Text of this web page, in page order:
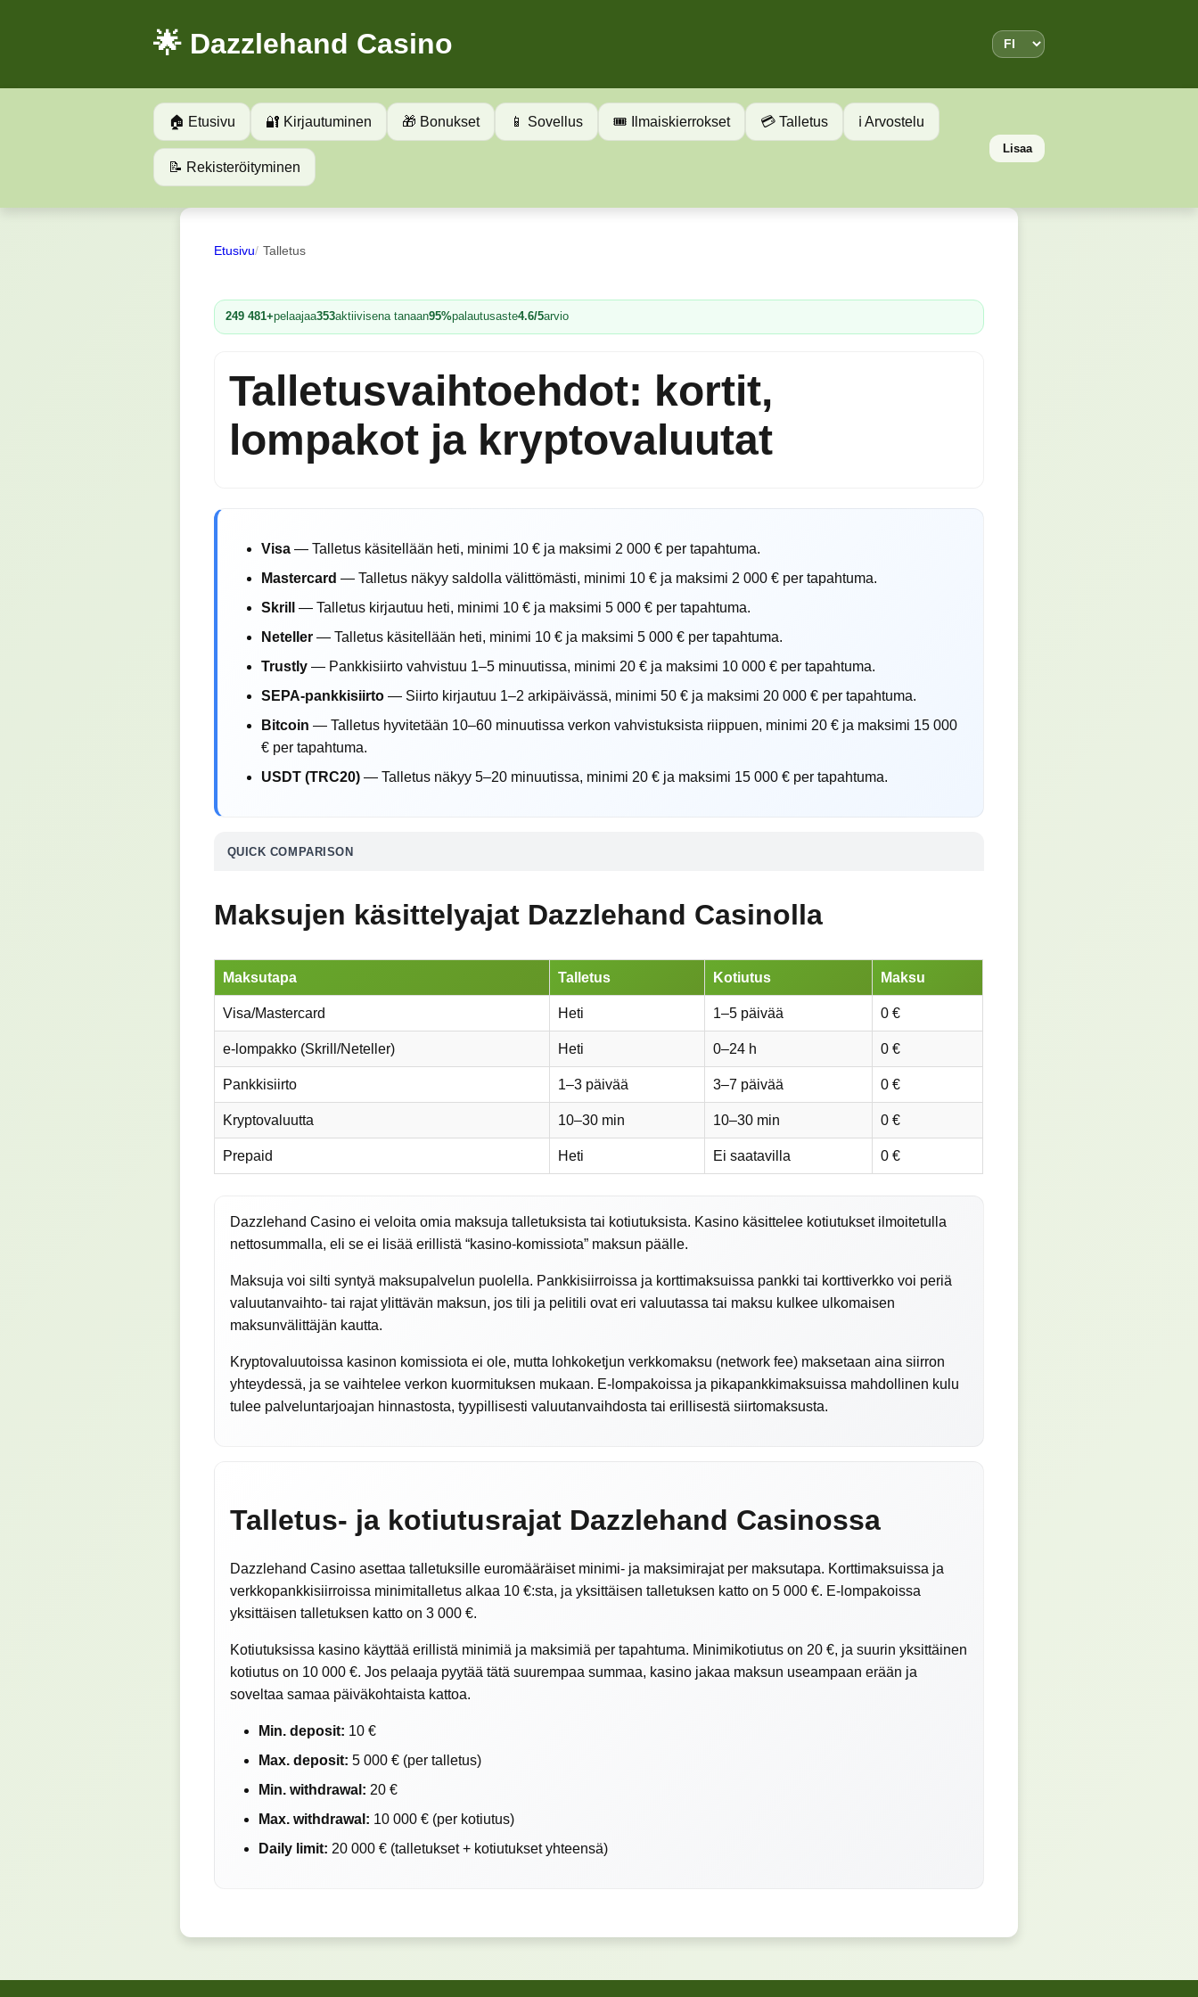
🌟 Dazzlehand Casino
🏠 Etusivu 🔐 Kirjautuminen 🎁 Bonukset 📱 Sovellus 🎟️ Ilmaiskierrokset 💳 Talletus ℹ️ Arvostelu
📝 Rekisteröityminen
Lisaa
Etusivu Talletus
249 481+pelaajaa353aktiivisena tanaan95%palautusaste4.6/5arvio
Talletusvaihtoehdot: kortit,
lompakot ja kryptovaluutat
Visa — Talletus käsitellään heti, minimi 10 € ja maksimi 2 000 € per tapahtuma.
Mastercard — Talletus näkyy saldolla välittömästi, minimi 10 € ja maksimi 2 000 € per tapahtuma.
Skrill
— Talletus kirjautuu heti, minimi 10 € ja maksimi 5 000 € per tapahtuma.
Neteller — Talletus käsitellään heti, minimi 10 € ja maksimi 5 000 € per tapahtuma.
Trustly — Pankkisiirto vahvistuu 1–5 minuutissa, minimi 20 € ja maksimi 10 000 € per tapahtuma.
SEPA-pankkisiirto — Siirto kirjautuu 1–2 arkipäivässä, minimi 50 € ja maksimi 20 000 € per tapahtuma.
Bitcoin — Talletus hyvitetään 10–60 minuutissa verkon vahvistuksista riippuen, minimi 20 € ja maksimi 15 000
€ per tapahtuma.
USDT (TRC20) — Talletus näkyy 5–20 minuutissa, minimi 20 € ja maksimi 15 000 € per tapahtuma.
QUICK COMPARISON
Maksujen käsittelyajat Dazzlehand Casinolla
Maksutapa Talletus Kotiutus Maksu
Visa/Mastercard Heti 1–5 päivää 0 €
e-lompakko (Skrill/Neteller) Heti 0–24 h 0 €
Pankkisiirto 1–3 päivää 3–7 päivää 0 €
Kryptovaluutta 10–30 min 10–30 min 0 €
Prepaid Heti Ei saatavilla 0 €
Dazzlehand Casino ei veloita omia maksuja talletuksista tai kotiutuksista. Kasino käsittelee kotiutukset ilmoitetulla
nettosummalla, eli se ei lisää erillistä “kasino-komissiota” maksun päälle.
Maksuja voi silti syntyä maksupalvelun puolella. Pankkisiirroissa ja korttimaksuissa pankki tai korttiverkko voi periä
valuutanvaihto- tai rajat ylittävän maksun, jos tili ja pelitili ovat eri valuutassa tai maksu kulkee ulkomaisen
maksunvälittäjän kautta.
Kryptovaluutoissa kasinon komissiota ei ole, mutta lohkoketjun verkkomaksu (network fee) maksetaan aina siirron
yhteydessä, ja se vaihtelee verkon kuormituksen mukaan. E-lompakoissa ja pikapankkimaksuissa mahdollinen kulu
tulee palveluntarjoajan hinnastosta, tyypillisesti valuutanvaihdosta tai erillisestä siirtomaksusta.
Talletus- ja kotiutusrajat Dazzlehand Casinossa
Dazzlehand Casino asettaa talletuksille euromääräiset minimi- ja maksimirajat per maksutapa. Korttimaksuissa ja
verkkopankkisiirroissa minimitalletus alkaa 10 €:sta, ja yksittäisen talletuksen katto on 5 000 €. E-lompakoissa
yksittäisen talletuksen katto on 3 000 €.
Kotiutuksissa kasino käyttää erillistä minimiä ja maksimiä per tapahtuma. Minimikotiutus on 20 €, ja suurin yksittäinen
kotiutus on 10 000 €. Jos pelaaja pyytää tätä suurempaa summaa, kasino jakaa maksun useampaan erään ja
soveltaa samaa päiväkohtaista kattoa.
Min. deposit: 10 €
Max. deposit: 5 000 € (per talletus)
Min. withdrawal: 20 €
Max. withdrawal: 10 000 € (per kotiutus)
Daily limit: 20 000 € (talletukset + kotiutukset yhteensä)